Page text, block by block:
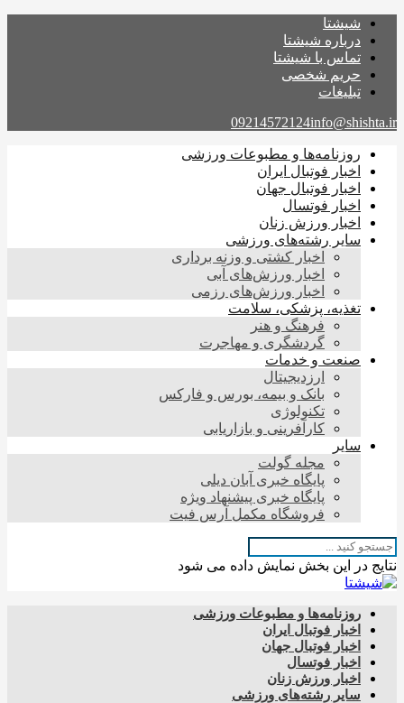
شیشتا
درباره شیشتا
تماس با شیشتا
حریم شخصی
تبلیغات
09214572124info@shishta.ir
روزنامه‌ها و مطبوعات ورزشی
اخبار فوتبال ایران
اخبار فوتبال جهان
اخبار فوتسال
اخبار ورزش زنان
سایر رشته‌های ورزشی
اخبار کشتی و وزنه برداری
اخبار ورزش‌های آبی
اخبار ورزش‌های رزمی
تغذیه، پزشکی، سلامت
فرهنگ و هنر
گردشگری و مهاجرت
صنعت و خدمات
ارزدیجیتال
بانک و بیمه، بورس و فارکس
تکنولوژی
کارآفرینی و بازاریابی
سایر
مجله گولت
پایگاه خبری آبان دیلی
پایگاه خبری پیشنهاد ویژه
فروشگاه مکمل آرس فیت
نتایج در این بخش نمایش داده می شود
روزنامه‌ها و مطبوعات ورزشی
اخبار فوتبال ایران
اخبار فوتبال جهان
اخبار فوتسال
اخبار ورزش زنان
سایر رشته‌های ورزشی